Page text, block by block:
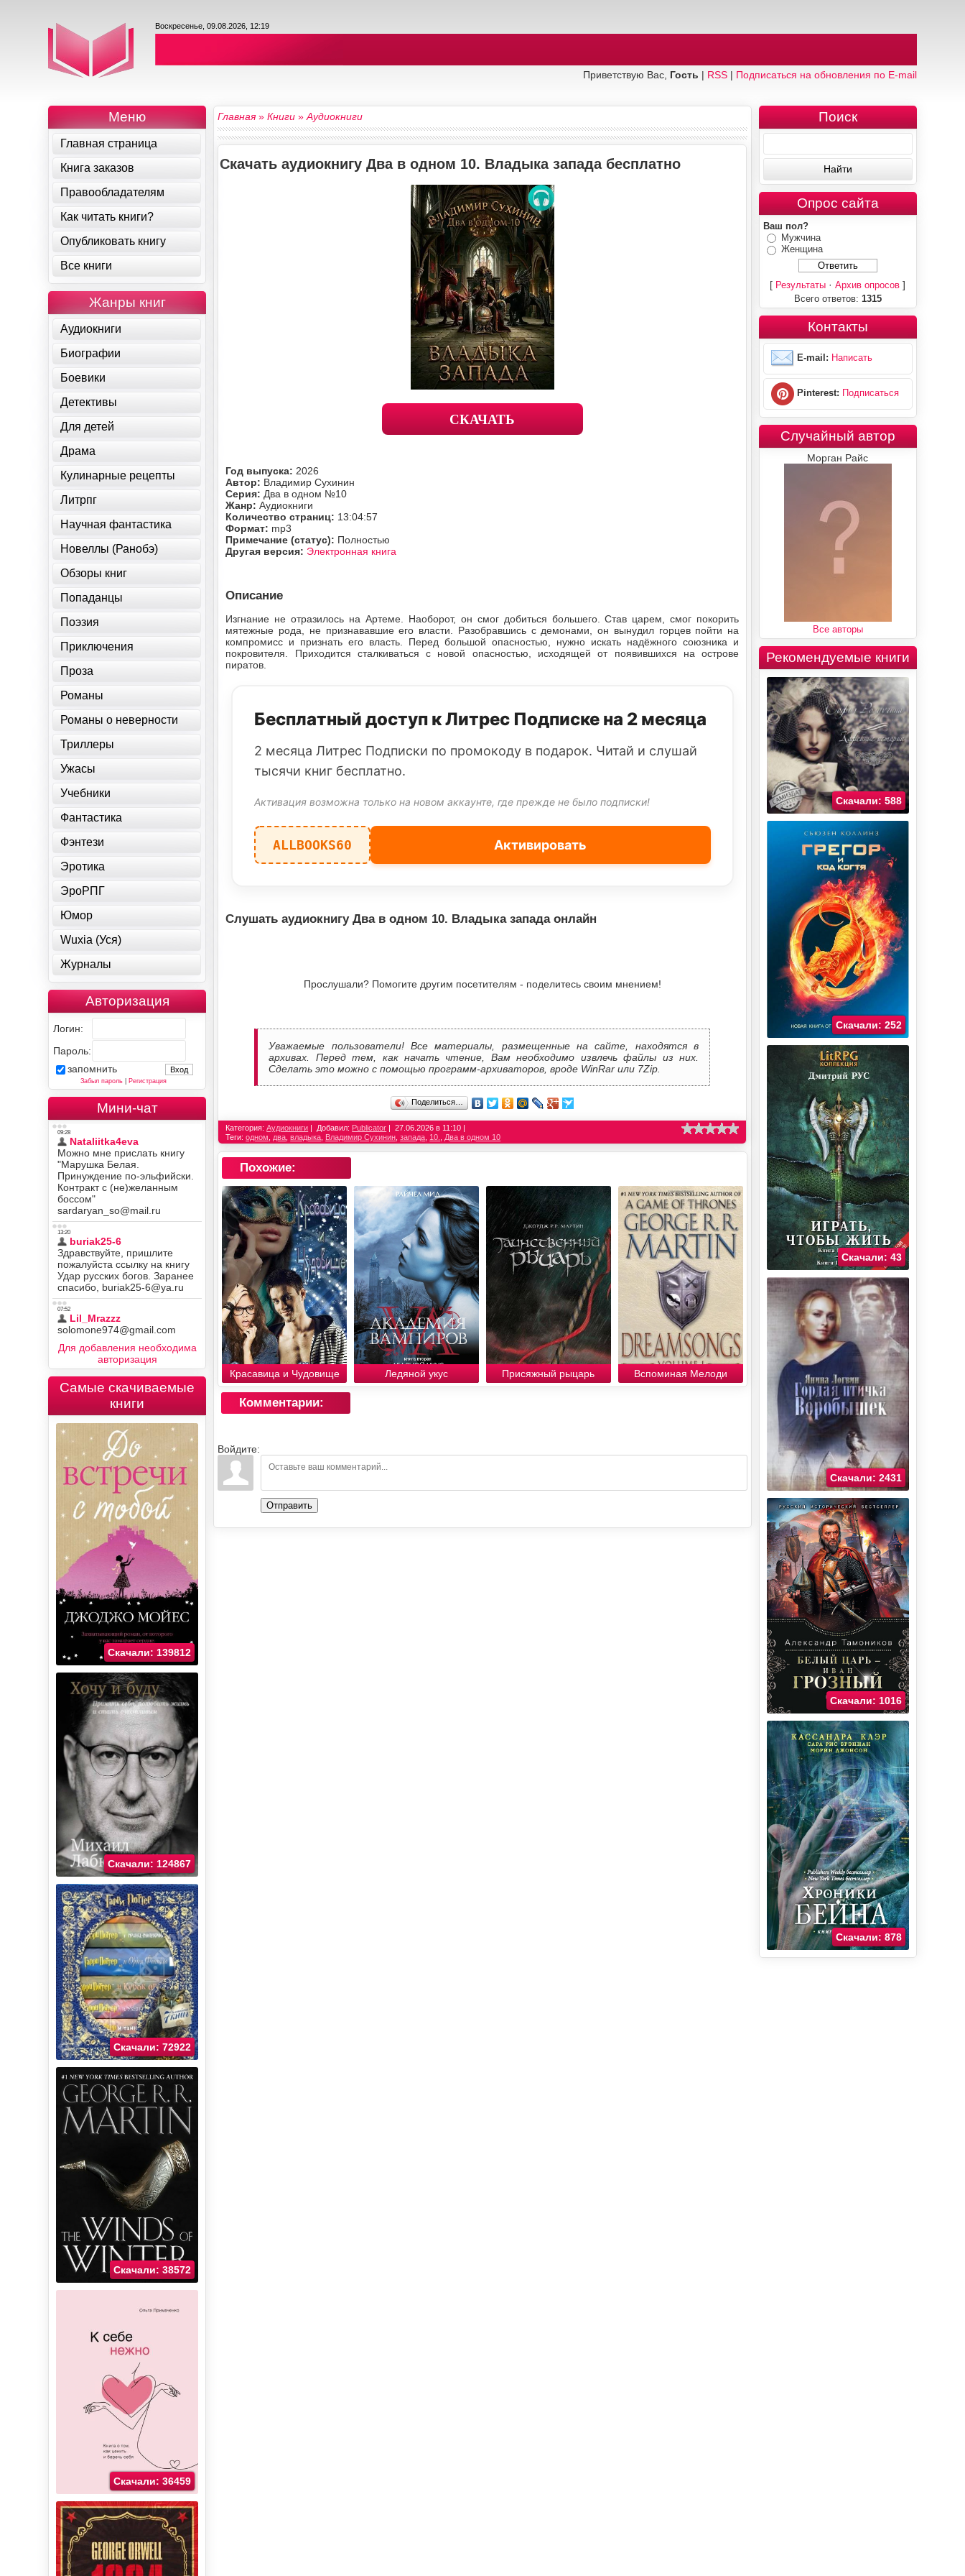
Воскресенье, 09.08.2026, 12:19
Приветствую Вас, Гость | RSS| Подписаться на обновления по E-mail
Главная»Книги »Аудиокниги
Скачать аудиокнигу Два в одном 10. Владыка запада бесплатно
СКАЧАТЬ
Год выпуска: 2026
Автор: Владимир Сухинин
Серия: Два в одном №10
Жанр:Аудиокниги
Количество страниц: 13:04:57
Формат: mp3
Примечание (статус): Полностью
Другая версия: Электронная книга
Описание
Изгнание не отразилось на Артеме. Наоборот, он смог добиться большего. Став царем, смог покорить
мятежные рода, не признававшие его власти. Разобравшись с демонами, он вынудил горцев пойти на
компромисс и признать его власть. Перед большой опасностью, нужно искать надёжного союзника и
покровителя. Приходится сталкиваться с новой опасностью, исходящей от появившихся на острове
пиратов.
Бесплатный доступ к Литрес Подписке на 2 месяца
2 месяца Литрес Подписки по промокоду в подарок. Читай и слушай
тысячи книг бесплатно.
Активация возможна только на новом аккаунте, где прежде не было подписки!
ALLBOOKS60 Активировать
Слушать аудиокнигу Два в одном 10. Владыка запада онлайн
Прослушали? Помогите другим посетителям - поделитесь своим мнением!
Уважаемые пользователи! Все материалы, размещенные на сайте, находятся в
архивах. Перед тем, как начать чтение, Вам необходимо извлечь файлы из них.
Сделать это можно с помощью программ-архиваторов, вроде WinRar или 7Zip.
Поделиться…
Категория:Аудиокниги Добавил: Publicator
27.06.2026 в 11:10
Теги:одном два ,владыка Владимир Сухинин ,запада 10. Два в одном 10
Похожие:
Красавица и Чудовище Ледяной укус Присяжный рыцарь Вспоминая Мелоди
Комментарии:
Войдите:
Отправить
Меню
Главная страница
Книга заказов
Правообладателям
Как читать книги?
Опубликовать книгу
Все книги
Жанры книг
Аудиокниги
Биографии
Боевики
Детективы
Для детей
Драма
Кулинарные рецепты
Литрпг
Научная фантастика
Новеллы (Ранобэ)
Обзоры книг
Попаданцы
Поэзия
Приключения
Проза
Романы
Романы о неверности
Триллеры
Ужасы
Учебники
Фантастика
Фэнтези
Эротика
ЭроРПГ
Юмор
Wuxia (Уся)
Журналы
Авторизация
Логин:
Пароль:
запомнить
Забыл пароль| Регистрация
Мини-чат
Для добавления необходима
авторизация
Самые скачиваемые
книги
Скачали: 139812
Скачали: 124867
Скачали: 72922
Скачали: 38572
Скачали: 36459
Поиск
Опрос сайта
Ваш пол?
Мужчина
Женщина
[ Результаты ·Архив опросов ]
Всего ответов: 1315
Контакты
E-mail: Написать
Pinterest: Подписаться
Случайный автор
Морган Райс
Все авторы
Рекомендуемые книги
Скачали: 588
Скачали: 252
Скачали: 43
Скачали: 2431
Скачали: 1016
Скачали: 878